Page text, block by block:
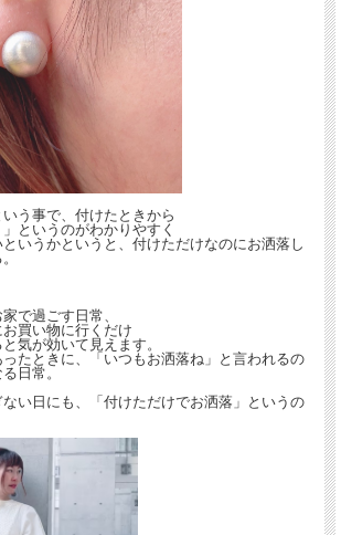
う事で、付けたときから
」というのがわかりやすく
いうかというと、付けただけなのにお洒落し
で過ごす日常、
買い物に行くだけ
気が効いて見えます。
ったときに、「いつもお洒落ね」と言われるの
日常。
い日にも、「付けただけでお洒落」というの